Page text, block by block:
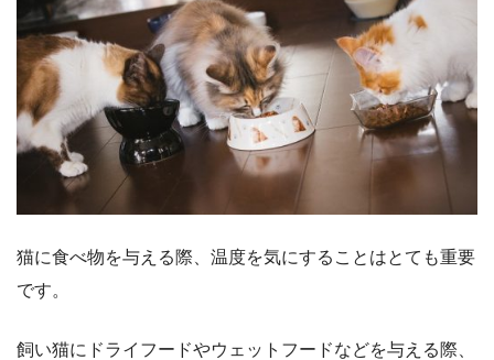
猫に食べ物を与える際、温度を気にすることはとても重要
です。
飼い猫にドライフードやウェットフードなどを与える際、